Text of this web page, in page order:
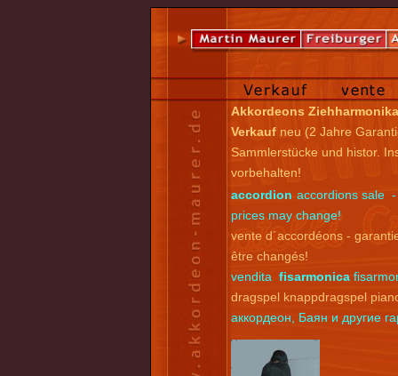
Akkordeons
Verkauf neu (2 Jahre
Sammlerstücke und histor.
vorbehalten!
accordion accordions sale -
prices may change!
vente d´accordéons -
être changés!
vendita fisarmonica
dragspel knappdragspel
аккордеон, Баян и другие